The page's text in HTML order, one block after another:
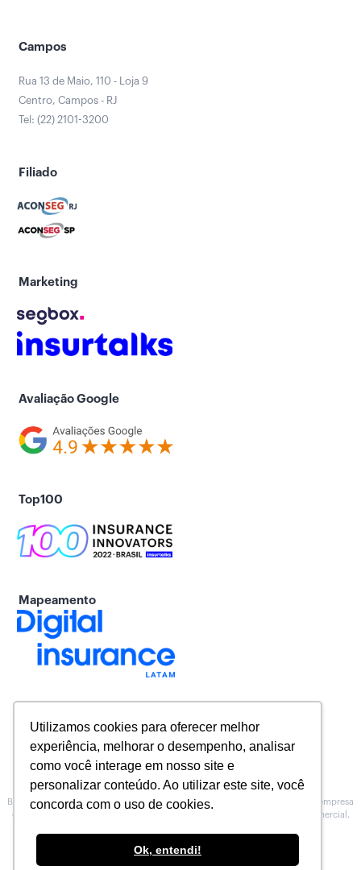
Utilizamos cookies para oferecer melhor
experiência, melhorar o desempenho, analisar
como você interage em nosso site e
personalizar conteúdo. Ao utilizar este site, você
concorda com o uso de cookies.
Ok, entendi!
Campos
Rua 13 de Maio, 110 - Loja 9
Centro, Campos - RJ
Tel: (22) 2101-3200
Filiado
Marketing
Avaliação Google
Top100
Mapeamento
Baeta Assessoria de Seguros inscrita na Susep sob o Nº 10.0100188, é uma empresa
especializada na prestação de serviços de Assessoria, no atendimento comercial,